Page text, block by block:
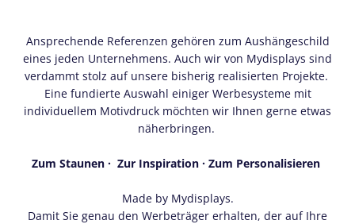
Ansprechende Referenzen gehören zum Aushängeschild
eines jeden Unternehmens. Auch wir von Mydisplays sind
verdammt stolz auf unsere bisherig realisierten Projekte.
Eine fundierte Auswahl einiger Werbesysteme mit
individuellem Motivdruck möchten wir Ihnen gerne etwas
näherbringen.
Zum Staunen · Zur Inspiration · Zum Personalisieren
Made by Mydisplays.
Damit Sie genau den Werbeträger erhalten, der auf Ihre